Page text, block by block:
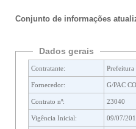
Conjunto de informações
Dados gerais
Contratante:
Fornecedor: G/PAC
Contrato nº: 23040
Vigência Inicial: 09/07/